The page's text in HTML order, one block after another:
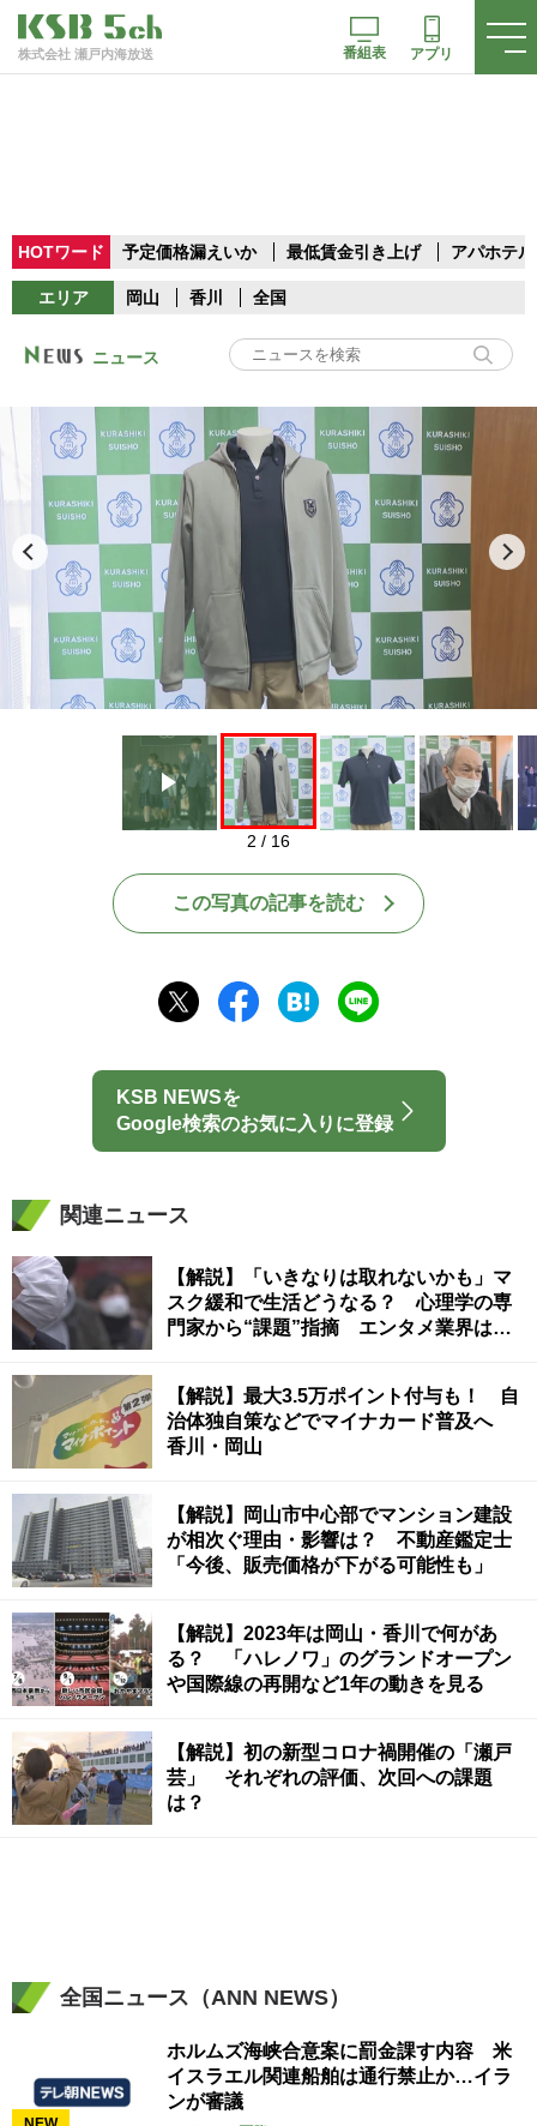
株式会社 瀬戸内海放送 番組表 アプリ
HOTワード 予定価格漏えいか 最低賃金引き上げ アパホテル
エリア 岡山 香川 全国
ニュース
Play
2 / 16
この写真の記事を読む
KSB NEWSを
Google検索のお気に入りに登録
関連ニュース
【解説】「いきなりは取れないかも」マ
スク緩和で生活どうなる？ 心理学の専
門家から“課題”指摘 エンタメ業界は
【解説】最大3.5万ポイント付与も！ 自
治体独自策などでマイナカード普及へ
香川・岡山
【解説】岡山市中心部でマンション建設
が相次ぐ理由・影響は？ 不動産鑑定士
「今後、販売価格が下がる可能性も」
【解説】2023年は岡山・香川で何があ
る？ 「ハレノワ」のグランドオープン
や国際線の再開など1年の動きを見る
【解説】初の新型コロナ禍開催の「瀬戸
芸」 それぞれの評価、次回への課題
は？
全国ニュース（ANN NEWS）
ホルムズ海峡合意案に罰金課す内容 米
イスラエル関連船舶は通行禁止か…イラ
ンが審議